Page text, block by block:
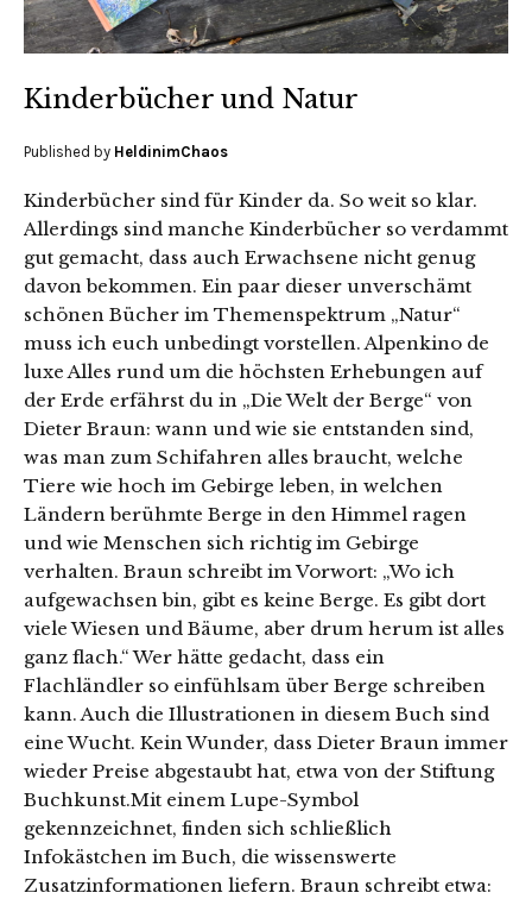
Kinderbücher und Natur
Published by HeldinimChaos
Kinderbücher sind für Kinder da. So weit so klar.
Allerdings sind manche Kinderbücher so verdammt
gut gemacht, dass auch Erwachsene nicht genug
davon bekommen. Ein paar dieser unverschämt
schönen Bücher im Themenspektrum „Natur“
muss ich euch unbedingt vorstellen. Alpenkino de
luxe Alles rund um die höchsten Erhebungen auf
der Erde erfährst du in „Die Welt der Berge“ von
Dieter Braun: wann und wie sie entstanden sind,
was man zum Schifahren alles braucht, welche
Tiere wie hoch im Gebirge leben, in welchen
Ländern berühmte Berge in den Himmel ragen
und wie Menschen sich richtig im Gebirge
verhalten. Braun schreibt im Vorwort: „Wo ich
aufgewachsen bin, gibt es keine Berge. Es gibt dort
viele Wiesen und Bäume, aber drum herum ist alles
ganz flach.“ Wer hätte gedacht, dass ein
Flachländler so einfühlsam über Berge schreiben
kann. Auch die Illustrationen in diesem Buch sind
eine Wucht. Kein Wunder, dass Dieter Braun immer
wieder Preise abgestaubt hat, etwa von der Stiftung
Buchkunst.Mit einem Lupe-Symbol
gekennzeichnet, finden sich schließlich
Infokästchen im Buch, die wissenswerte
Zusatzinformationen liefern. Braun schreibt etwa: